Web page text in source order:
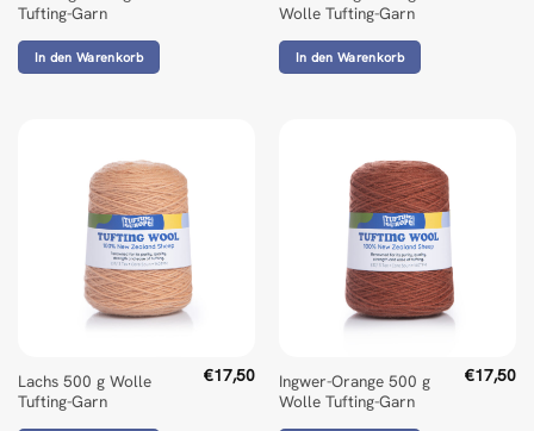
Tufting-Garn
In den Warenkorb
Wolle Tufting-Garn
In den Warenkorb
Lachs 500 g Wolle
Tufting-Garn
€17,50
Ingwer-Orange 500 g
Wolle Tufting-Garn
€17,50